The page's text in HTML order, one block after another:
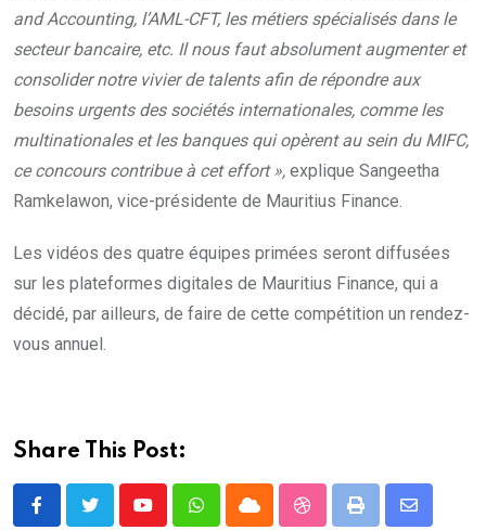
and Accounting, l’AML-CFT, les métiers spécialisés dans le
secteur bancaire, etc. Il nous faut absolument augmenter et
consolider notre vivier de talents afin de répondre aux
besoins urgents des sociétés internationales, comme les
multinationales et les banques qui opèrent au sein du MIFC,
ce concours contribue à cet effort », explique Sangeetha
Ramkelawon, vice-présidente de Mauritius Finance.
Les vidéos des quatre équipes primées seront diffusées
sur les plateformes digitales de Mauritius Finance, qui a
décidé, par ailleurs, de faire de cette compétition un rendez-
vous annuel.
Share This Post:
YoutubeWhatsappCloud StumbleUpon
Print
Share